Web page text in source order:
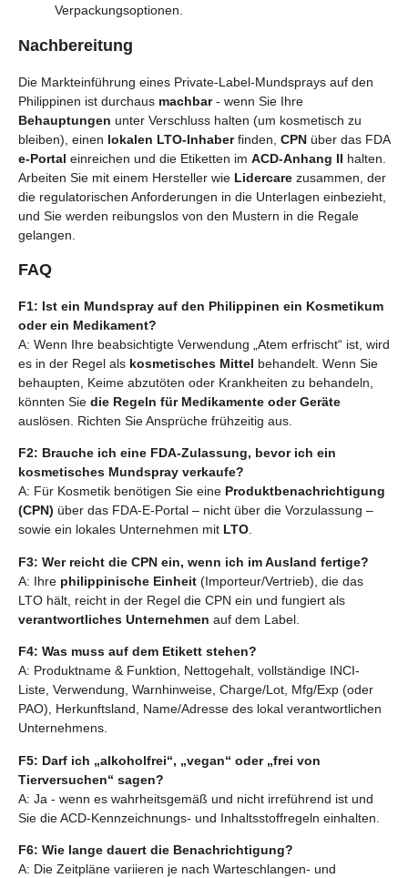
Verpackungsoptionen.
Nachbereitung
Die Markteinführung eines Private-Label-Mundsprays auf den
Philippinen ist durchaus machbar- wenn Sie Ihre
Behauptungen unter Verschluss halten (um kosmetisch zu
bleiben), einen lokalen LTO-Inhaberfinden, CPN über das FDA
e-Portal einreichen und die Etiketten im ACD-Anhang II halten.
Arbeiten Sie mit einem Hersteller wie Lidercare zusammen, der
die regulatorischen Anforderungen in die Unterlagen einbezieht,
und Sie werden reibungslos von den Mustern in die Regale
gelangen.
FAQ
F1: Ist ein Mundspray auf den Philippinen ein Kosmetikum
oder ein Medikament?
A: Wenn Ihre beabsichtigte Verwendung „Atem erfrischt“ ist, wird
es in der Regel als kosmetisches Mittel behandelt. Wenn Sie
behaupten, Keime abzutöten oder Krankheiten zu behandeln,
könnten Sie die Regeln für Medikamente oder Geräte
auslösen. Richten Sie Ansprüche frühzeitig aus.
F2: Brauche ich eine FDA-Zulassung, bevor ich ein
kosmetisches Mundspray verkaufe?
A: Für Kosmetik benötigen Sie eine Produktbenachrichtigung
(CPN) über das FDA-E-Portal – nicht über die Vorzulassung –
sowie ein lokales Unternehmen mit LTO.
F3: Wer reicht die CPN ein, wenn ich im Ausland fertige?
A: Ihre philippinische Einheit (Importeur/Vertrieb), die das
LTO hält, reicht in der Regel die CPN ein und fungiert als
verantwortliches Unternehmen auf dem Label.
F4: Was muss auf dem Etikett stehen?
A: Produktname & Funktion, Nettogehalt, vollständige INCI-
Liste, Verwendung, Warnhinweise, Charge/Lot, Mfg/Exp (oder
PAO), Herkunftsland, Name/Adresse des lokal verantwortlichen
Unternehmens.
F5: Darf ich „alkoholfrei“, „vegan“ oder „frei von
Tierversuchen“ sagen?
A: Ja - wenn es wahrheitsgemäß und nicht irreführend ist und
Sie die ACD-Kennzeichnungs- und Inhaltsstoffregeln einhalten.
F6: Wie lange dauert die Benachrichtigung?
A: Die Zeitpläne variieren je nach Warteschlangen- und